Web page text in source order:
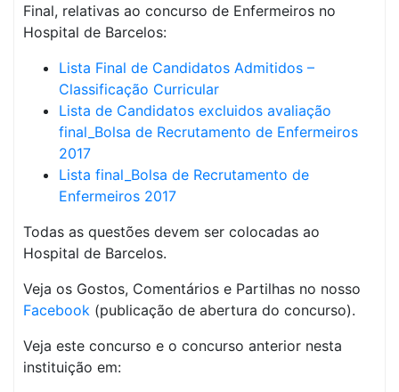
Final, relativas ao concurso de Enfermeiros no
Hospital de Barcelos:
Lista Final de Candidatos Admitidos –
Classificação Curricular
Lista de Candidatos excluidos avaliação
final_Bolsa de Recrutamento de Enfermeiros
2017
Lista final_Bolsa de Recrutamento de
Enfermeiros 2017
Todas as questões devem ser colocadas ao
Hospital de Barcelos.
Veja os Gostos, Comentários e Partilhas no nosso
Facebook (publicação de abertura do concurso).
Veja este concurso e o concurso anterior nesta
instituição em: